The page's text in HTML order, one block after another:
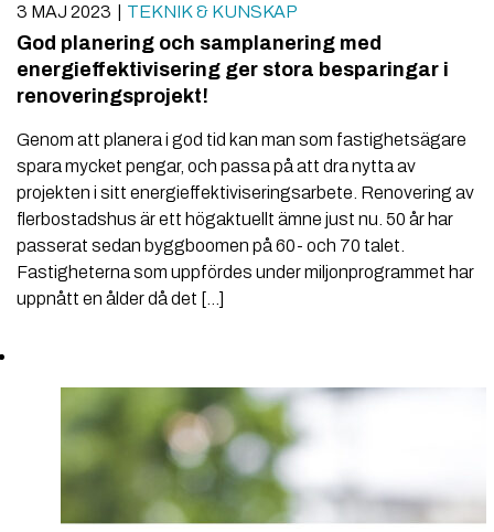
3 MAJ 2023 TEKNIK & KUNSKAP
God planering och samplanering med
energieffektivisering ger stora besparingar i
renoveringsprojekt!
Genom att planera i god tid kan man som fastighetsägare
spara mycket pengar, och passa på att dra nytta av
projekten i sitt energieffektiviseringsarbete. Renovering av
flerbostadshus är ett högaktuellt ämne just nu. 50 år har
passerat sedan byggboomen på 60- och 70 talet.
Fastigheterna som uppfördes under miljonprogrammet har
uppnått en ålder då det […]